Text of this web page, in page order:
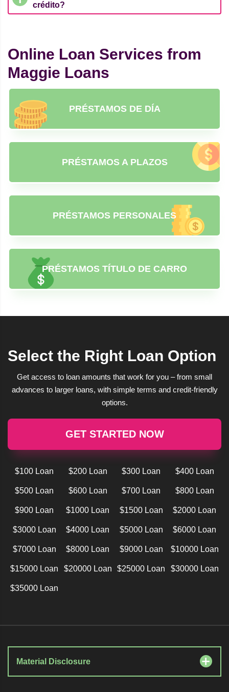
crédito?
Online Loan Services from
Maggie Loans
PRÉSTAMOS DE DÍA
PRÉSTAMOS A PLAZOS
PRÉSTAMOS PERSONALES
PRÉSTAMOS TÍTULO DE CARRO
Select the Right Loan Option
Get access to loan amounts that work for you – from small
advances to larger loans, with simple terms and credit-friendly
options.
GET STARTED NOW
$100 Loan $200 Loan $300 Loan $400 Loan
$500 Loan $600 Loan $700 Loan $800 Loan
$900 Loan $1000 Loan $1500 Loan $2000 Loan
$3000 Loan $4000 Loan $5000 Loan $6000 Loan
$7000 Loan $8000 Loan $9000 Loan $10000 Loan
$15000 Loan $20000 Loan $25000 Loan $30000 Loan
$35000 Loan
Material Disclosure